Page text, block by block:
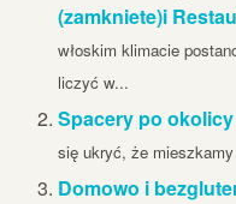
(zamkniete)i
włoskim klimacie
liczyć w...
Spacery po
się ukryć, że
Domowo i